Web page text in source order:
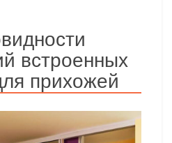
встроенных
прихожей